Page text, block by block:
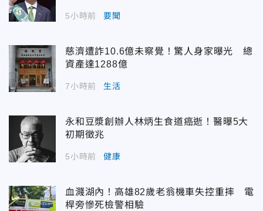
5小時前 要聞
慈濟遭詐10.6億未察覺！驚人身家曝光 總
資產達1288億
7小時前 生活
永和豆漿創辦人林炳生食道癌逝！醫曝5大
初期徵兆
5小時前 健康
血濺湖內！高雄82歲老翁機車失控重摔 電
桿旁慘死檢警相驗